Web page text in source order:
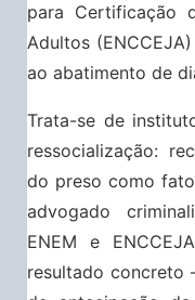
para Certificação
Adultos
ao abatimento de
Trata-se de
ressocialização:
do preso como
advogado
ENEM e
resultado concreto